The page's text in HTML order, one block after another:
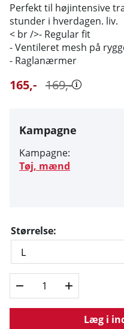
Perfekt til højintensive
stunder i hverdagen. liv.
< br />- Regular fit
- Ventileret mesh på
- Raglanærmer
169,-
165,-
Kampagne
Kampagne:
Tøj, mænd
Størrelse:
Læg i